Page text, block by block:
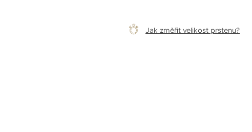
Jak změřit velikost prstenu?